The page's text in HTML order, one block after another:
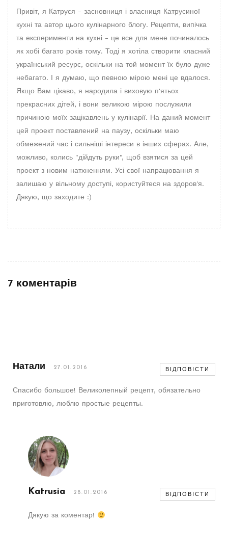
Привіт, я Катруся - засновниця і власниця Катрусиної
кухні та автор цього кулінарного блогу. Рецепти, випічка
та експерименти на кухні - це все для мене починалось
як хобі багато років тому. Тоді я хотіла створити класний
український ресурс, оскільки на той момент їх було дуже
небагато. І я думаю, що певною мірою мені це вдалося.
Якщо Вам цікаво, я народила і виховую п'ятьох
прекрасних дітей, і вони великою мірою послужили
причиною моїх зацікавлень у кулінарії. На даний момент
цей проект поставлений на паузу, оскільки маю
обмежений час і сильніші інтереси в інших сферах. Але,
можливо, колись "дійдуть руки", щоб взятися за цей
проект з новим натхненням. Усі свої напрацювання я
залишаю у вільному доступі, користуйтеся на здоров'я.
Дякую, що заходите :)
7 коментарів
Натали 27.01.2016 ВІДПОВІСТИ
Спасибо большое! Великолепный рецепт, обязательно
приготовлю, люблю простые рецепты.
Katrusia 28.01.2016 ВІДПОВІСТИ
Дякую за коментар!